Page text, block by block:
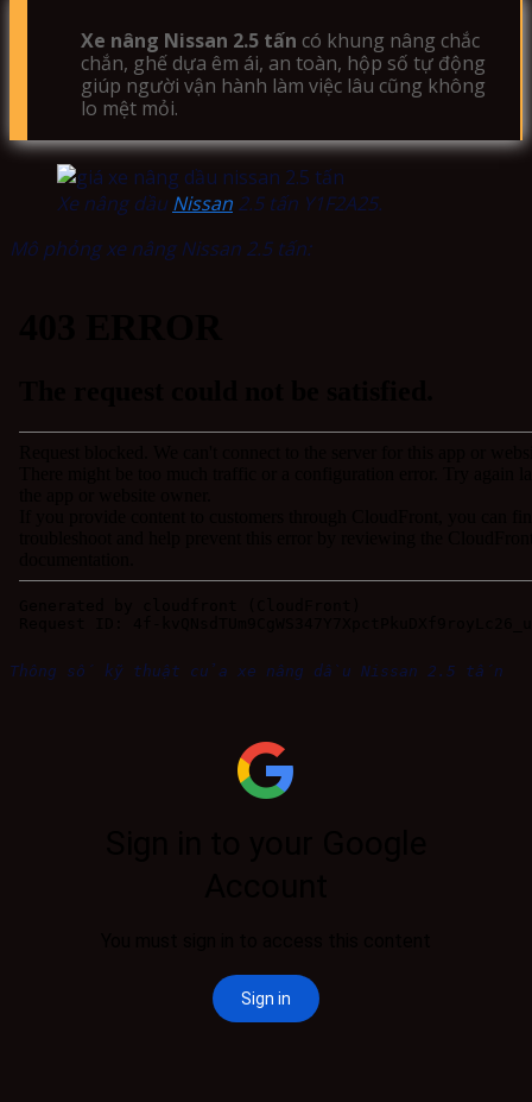
Xe nâng Nissan 2.5 tấn có khung nâng chắc
chắn, ghế dựa êm ái, an toàn, hộp số tự động
giúp người vận hành làm việc lâu cũng không
lo mệt mỏi.
Xe nâng dầu Nissan 2.5 tấn Y1F2A25.
Mô phỏng xe nâng Nissan 2.5 tấn:
Thông số kỹ thuật của xe nâng dầu Nissan 2.5 tấn